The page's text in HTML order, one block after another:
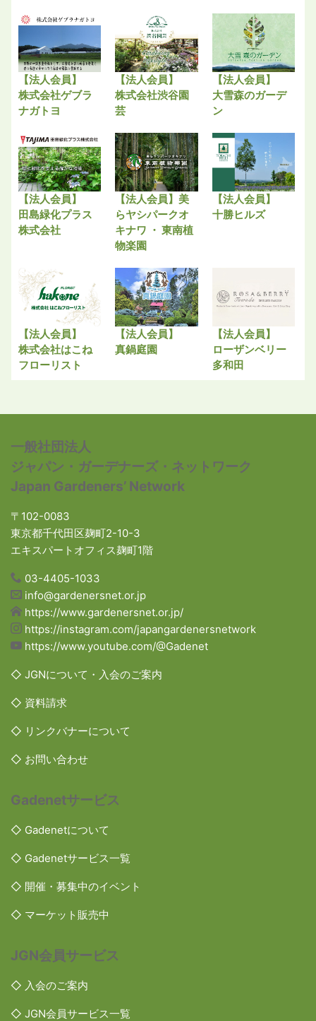
【法人会員】
株式会社ゲブラ
ナガトヨ
【法人会員】
株式会社渋谷園
芸
【法人会員】
大雪森のガーデ
ン
【法人会員】
田島緑化プラス
株式会社
【法人会員】美
らヤシパークオ
キナワ ・ 東南植
物楽園
【法人会員】
十勝ヒルズ
【法人会員】
株式会社はこね
フローリスト
【法人会員】
真鍋庭園
【法人会員】
ローザンベリー
多和田
一般社団法人
ジャパン・ガーデナーズ・ネットワーク
Japan Gardeners’ Network
〒102-0083
東京都千代田区麹町2-10-3
エキスパートオフィス麹町1階
03-4405-1033
info@gardenersnet.or.jp
https://www.gardenersnet.or.jp/
https://instagram.com/japangardenersnetwork
https://www.youtube.com/@Gadenet
◇ JGNについて・入会のご案内
◇ 資料請求
◇ リンクバナーについて
◇ お問い合わせ
Gadenetサービス
◇ Gadenetについて
◇ Gadenetサービス一覧
◇ 開催・募集中のイベント
◇ マーケット販売中
JGN会員サービス
◇ 入会のご案内
◇ JGN会員サービス一覧